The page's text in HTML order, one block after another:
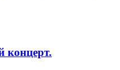
концерт.